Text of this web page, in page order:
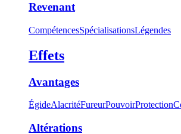
Revenant
CompétencesSpécialisationsLégendes
Effets
Avantages
ÉgideAlacritéFureurPouvoirProtection
Altérations